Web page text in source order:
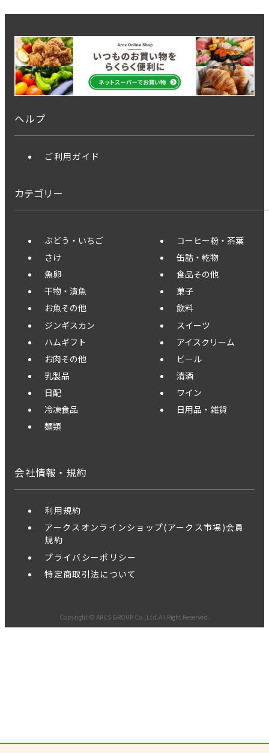
ヘルプ
ご利用ガイド
カテゴリー
ぶどう・いちご
さけ
魚卵
干物・漬魚
お魚その他
ジンギスカン
ハムギフト
お肉その他
乳製品
日配
冷凍食品
麺類
コーヒー粉・茶葉
缶詰・乾物
食品その他
菓子
飲料
スイーツ
アイスクリーム
ビール
清酒
ワイン
日用品・雑貨
会社情報・規約
利用規約
アークスオンラインショップ(アークス市場)会員
規約
プライバシーポリシー
特定商取引法について
Copyright © ARCS GROUP Co.,Ltd.All Right Reserved.